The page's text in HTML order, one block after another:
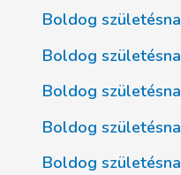
Boldog
Boldog
Boldog
Boldog
Boldog